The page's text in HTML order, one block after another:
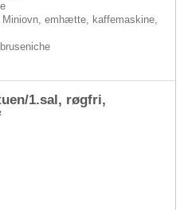
Miniovn, emhætte, kaffemaskine,
1.sal, røgfri,